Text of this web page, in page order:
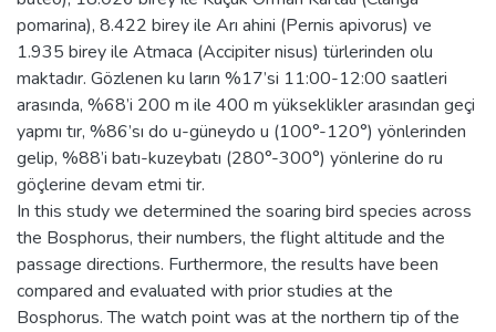
pomarina), 8.422 birey ile Arı ahini (Pernis apivorus) ve
1.935 birey ile Atmaca (Accipiter nisus) türlerinden olu
maktadır. Gözlenen ku ların %17’si 11:00-12:00 saatleri
arasında, %68’i 200 m ile 400 m yükseklikler arasından geçi
yapmı tır, %86’sı do u-güneydo u (100°-120°) yönlerinden
gelip, %88’i batı-kuzeybatı (280°-300°) yönlerine do ru
göçlerine devam etmi tir.
In this study we determined the soaring bird species across
the Bosphorus, their numbers, the flight altitude and the
passage directions. Furthermore, the results have been
compared and evaluated with prior studies at the
Bosphorus. The watch point was at the northern tip of the